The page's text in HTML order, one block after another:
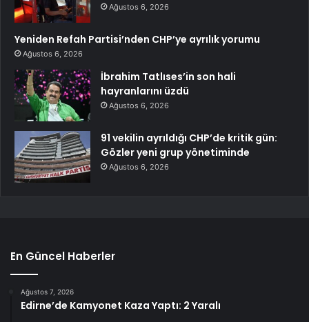
Ağustos 6, 2026
Yeniden Refah Partisi’nden CHP’ye ayrılık yorumu
Ağustos 6, 2026
İbrahim Tatlıses’in son hali
hayranlarını üzdü
Ağustos 6, 2026
91 vekilin ayrıldığı CHP’de kritik gün:
Gözler yeni grup yönetiminde
Ağustos 6, 2026
En Güncel Haberler
Ağustos 7, 2026
Edirne’de Kamyonet Kaza Yaptı: 2 Yaralı